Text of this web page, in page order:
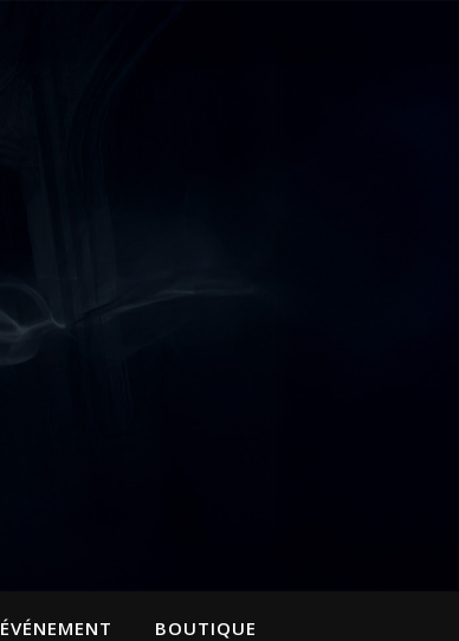
ÉVÉNEMENT BOUTIQUE